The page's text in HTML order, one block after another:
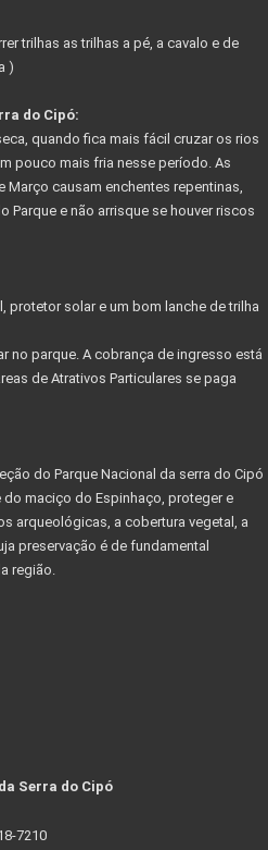
C/ DOCUMENTAÇÃO DE IMÓVEIS
DO CORRETOR DE IMÓVEIS
CIPÓ
DAS CONFEDERAÇÕES
outono serra do cipó
NA SERRA DO CIPÓ
vez do mercado
de Imóveis...
trilhas as trilhas a pé, a cavalo e de
)
do Cipó:
quando fica mais fácil cruzar os rios
pouco mais fria nesse período. As
Março causam enchentes repentinas,
Parque e não arrisque se houver riscos
protetor solar e um bom lanche de trilha
no parque. A cobrança de ingresso está
de Atrativos Particulares se paga
do Parque Nacional da serra do Cipó
maciço do Espinhaço, proteger e
arqueológicas, a cobertura vegetal, a
preservação é de fundamental
região.
Serra do Cipó
7210